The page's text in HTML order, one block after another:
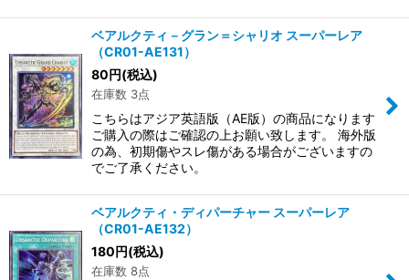
ベアルクティ－グラン＝シャリオ スーパーレア
（CR01-AE131）
80円(税込)
在庫数 3点
こちらはアジア英語版（AE版）の商品になります
ご購入の際はご確認の上お願い致します。 海外版
の為、初期傷やスレ傷がある場合がございますの
でご了承ください。
ベアルクティ・ディパーチャー スーパーレア
（CR01-AE132）
180円(税込)
在庫数 8点